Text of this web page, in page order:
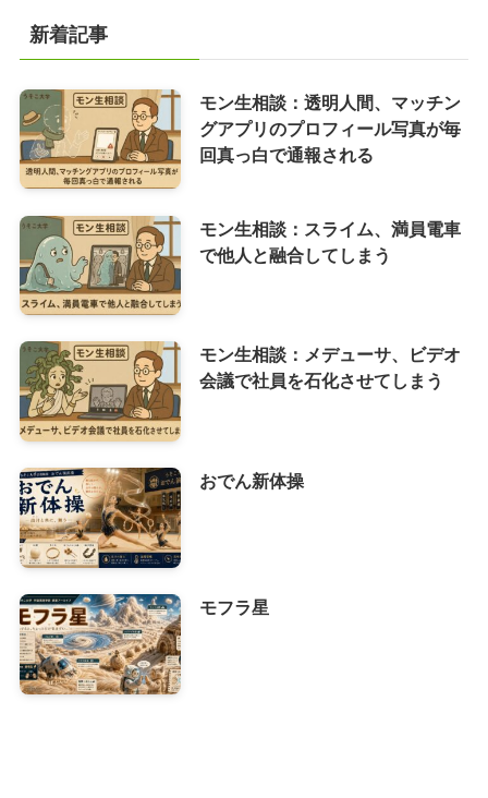
新着記事
モン生相談：透明人間、マッチン
グアプリのプロフィール写真が毎
回真っ白で通報される
モン生相談：スライム、満員電車
で他人と融合してしまう
モン生相談：メデューサ、ビデオ
会議で社員を石化させてしまう
おでん新体操
モフラ星